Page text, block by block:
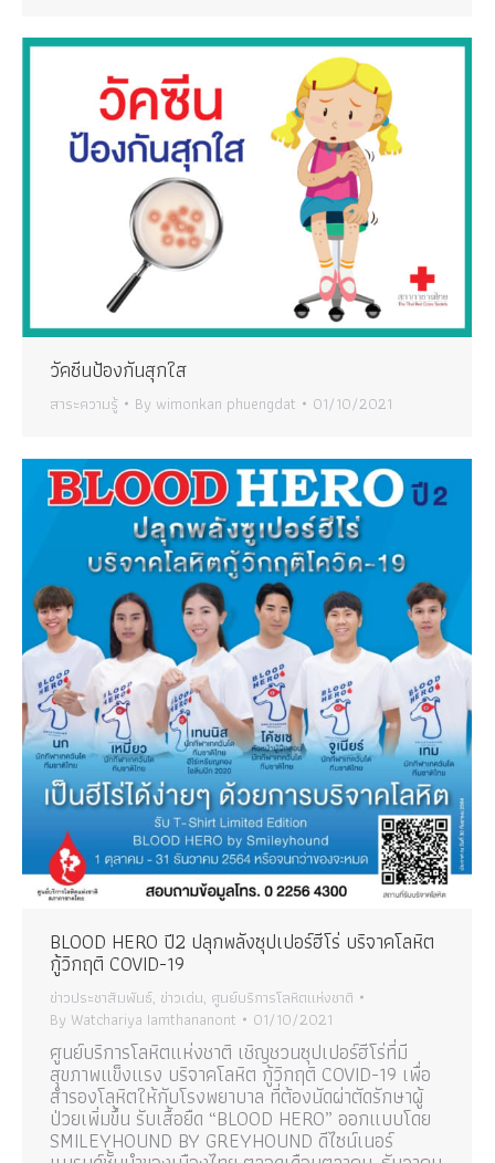
วัคซีนป้องกันสุกใส
สาระความรู้ By wimonkan phuengdat 01/10/2021
BLOOD HERO ปี2 ปลุกพลังซุปเปอร์ฮีโร่ บริจาคโลหิต
กู้วิกฤติ COVID-19
ข่าวประชาสัมพันธ์, ข่าวเด่น, ศูนย์บริการโลหิตแห่งชาติ
By Watchariya Iamthananont 01/10/2021
ศูนย์บริการโลหิตแห่งชาติ เชิญชวนซุปเปอร์ฮีโร่ที่มี
สุขภาพแข็งแรง บริจาคโลหิต กู้วิกฤติ COVID-19 เพื่อ
สำรองโลหิตให้กับโรงพยาบาล ที่ต้องนัดผ่าตัดรักษาผู้
ป่วยเพิ่มขึ้น รับเสื้อยืด “BLOOD HERO” ออกแบบโดย
SMILEYHOUND BY GREYHOUND ดีไซน์เนอร์